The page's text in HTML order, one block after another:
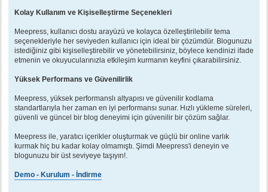
Kolay Kullanım ve Kişiselleştirme Seçenekleri
Meepress, kullanıcı dostu arayüzü ve kolayca özelleştirilebilir tema
seçenekleriyle her seviyeden kullanıcı için ideal bir çözümdür. Blogunuzu
istediğiniz gibi kişiselleştirebilir ve yönetebilirsiniz, böylece kendinizi ifade
etmenin ve okuyucularınızla etkileşim kurmanın keyfini çıkarabilirsiniz.
Yüksek Performans ve Güvenilirlik
Meepress, yüksek performanslı altyapısı ve güvenilir kodlama
standartlarıyla her zaman en iyi performansı sunar. Hızlı yükleme süreleri,
güvenli ve güncel bir blog deneyimi için güvenilir bir çözüm sağlar.
Meepress ile, yaratıcı içerikler oluşturmak ve güçlü bir online varlık
kurmak hiç bu kadar kolay olmamıştı. Şimdi Meepress'i deneyin ve
blogunuzu bir üst seviyeye taşıyın!.
Demo - Kurulum - İndirme